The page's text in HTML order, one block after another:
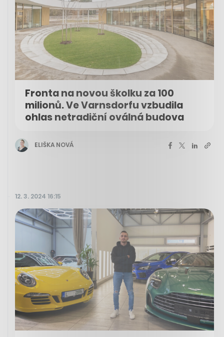
Fronta na novou školku za 100
milionů. Ve Varnsdorfu vzbudila
ohlas netradiční oválná budova
ELIŠKA NOVÁ
12. 3. 2024 16:15